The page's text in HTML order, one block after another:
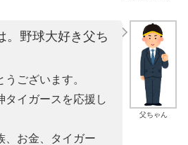
父ちゃん
。野球大好き父ち
ございます。
タイガースを応援し
、お金、タイガー